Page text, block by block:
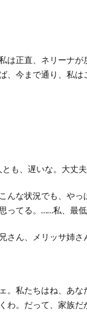
は正直、ネリーナが
、今まで通り、私
も、遅いな。大丈夫
んな状況でも、やっ
ってる。……私、最低
さん、メリッサ姉さ
。私たちはね、あ
わ。だって、家族だ